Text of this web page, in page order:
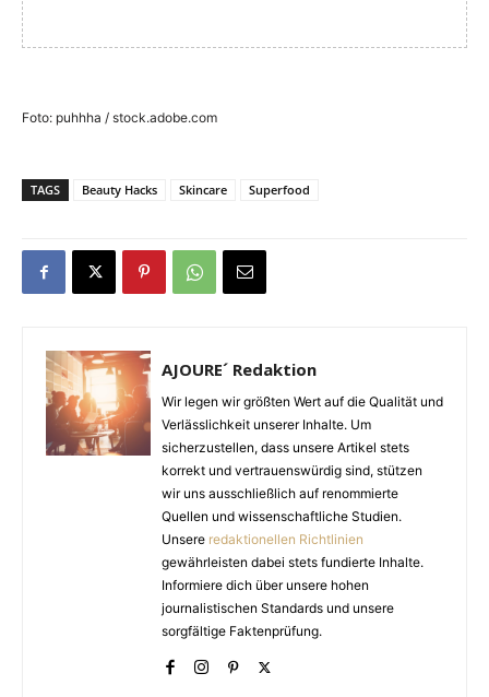
Foto: puhhha / stock.adobe.com
TAGS Beauty Hacks Skincare Superfood
AJOURE´ Redaktion
Wir legen wir größten Wert auf die Qualität und
Verlässlichkeit unserer Inhalte. Um
sicherzustellen, dass unsere Artikel stets
korrekt und vertrauenswürdig sind, stützen
wir uns ausschließlich auf renommierte
Quellen und wissenschaftliche Studien.
Unsere redaktionellen Richtlinien
gewährleisten dabei stets fundierte Inhalte.
Informiere dich über unsere hohen
journalistischen Standards und unsere
sorgfältige Faktenprüfung.